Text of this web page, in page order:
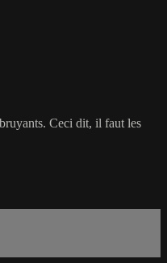
Ceci dit, il faut les